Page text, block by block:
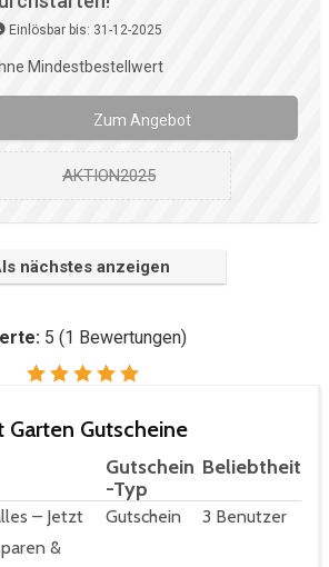
Einlösbar bis: 31-12-2025
Mindestbestellwert
Zum Angebot
AKTION2025
nächstes anzeigen
5 (1 Bewertungen)
Gutscheine
Gutschein
-Typ
Beliebtheit
– Jetzt
&
Gutschein 3 Benutzer